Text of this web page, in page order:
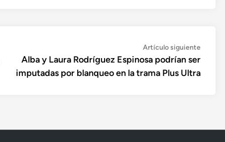
Artículo siguienteArtículo
Alba y Laura Rodríguez Espinosa podrían ser
imputadas por blanqueo en la trama Plus Ultra